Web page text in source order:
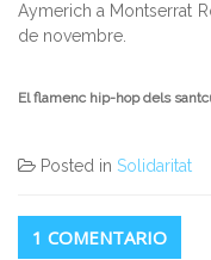
Aymerich a Montserrat
de novembre.
El flamenc hip-hop dels
Posted in Solidaritat
1 COMENTARIO